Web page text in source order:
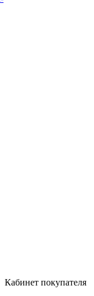
Кабинет покупателя